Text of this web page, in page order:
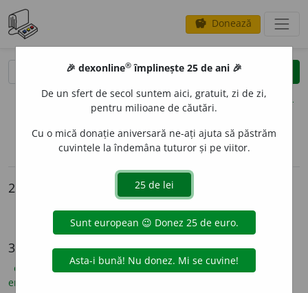
savings Donează
clear
opțiuni
sinteza definițiilor (1) definiții (33) declinări
2 intrări
Himera
himeră
33 de definiții
explicative DEX(19) ortografice DOOM(6) etimologice
enciclopedice
🎉 dexonline® împlinește 25 de ani 🎉
De un sfert de secol suntem aici, gratuit, zi de zi,
pentru milioane de căutări.
Cu o mică donație aniversară ne-ați ajuta să păstrăm
cuvintele la îndemâna tuturor și pe viitor.